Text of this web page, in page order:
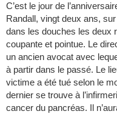
C’est le jour de
Randall, vingt deux ans,
dans les douches les deux
coupante et pointue. Le
un ancien avocat avec
à partir dans le passé. Le
victime a été tué selon le
dernier se trouve à
cancer du pancréas. Il